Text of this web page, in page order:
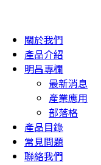
關於我們
產品介紹
明昌專欄
最新消息
產業應用
部落格
產品目錄
常見問題
聯絡我們